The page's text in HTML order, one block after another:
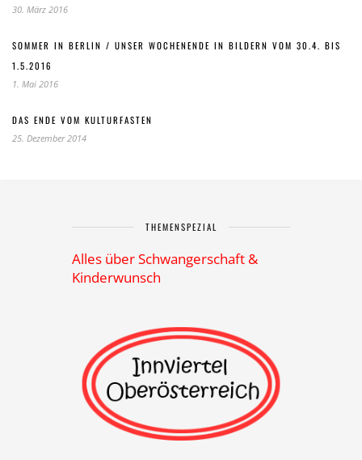
30. März 2016
SOMMER IN BERLIN / UNSER WOCHENENDE IN BILDERN VOM 30.4. BIS
1.5.2016
1. Mai 2016
DAS ENDE VOM KULTURFASTEN
25. Dezember 2014
THEMENSPEZIAL
Alles über Schwangerschaft &
Kinderwunsch